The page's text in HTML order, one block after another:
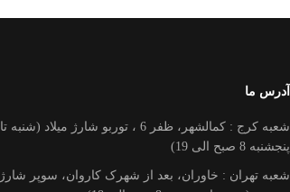
آدرس ما
شعبه کرج : کمالشهر، ظفر 6 ، توربو شارژ میلاد (شنبه تا
پنجشنبه 8 صبح الی 19)
شعبه تهران : خاوران، بعد از شهرک کاروان، سوپر شارژ